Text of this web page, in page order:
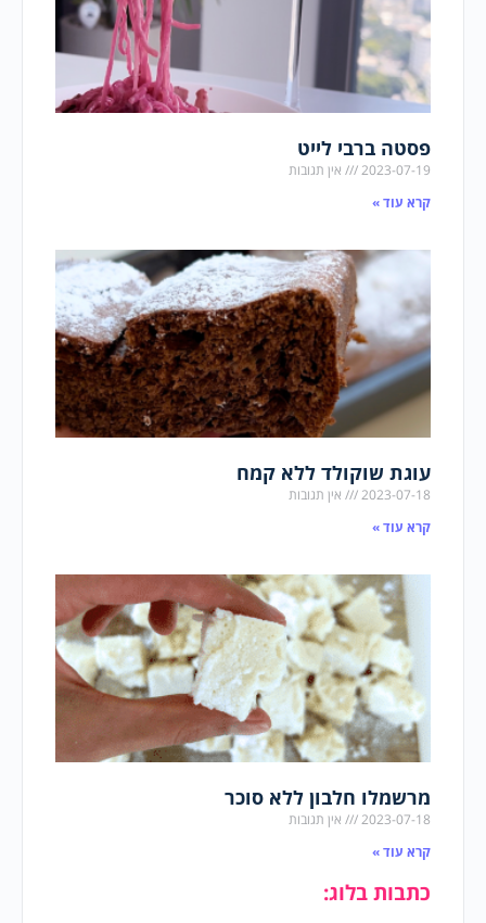
פסטה ברבי לייט
2023-07-19
אין תגובות
קרא עוד »
עוגת שוקולד ללא קמח
2023-07-18
אין תגובות
קרא עוד »
מרשמלו חלבון ללא סוכר
2023-07-18
אין תגובות
קרא עוד »
כתבות בלוג: